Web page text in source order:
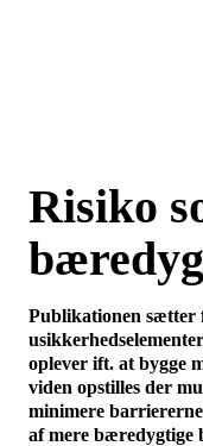
Risiko
Publikationen sætter
oplever ift. at bygge
viden opstilles der
minimere
af mere bæredygtige